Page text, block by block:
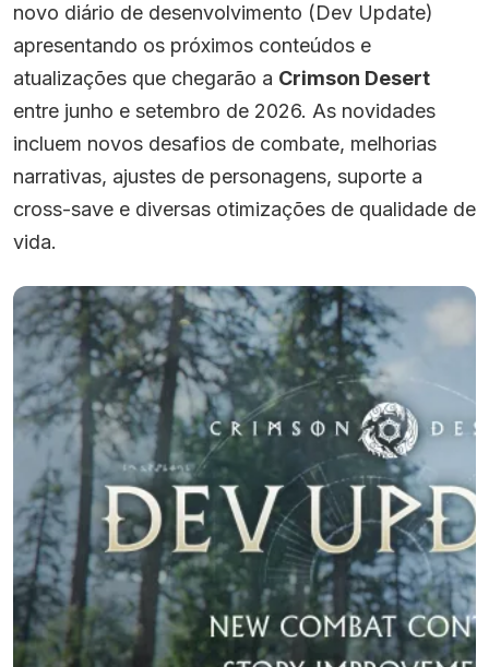
novo diário de desenvolvimento (Dev Update)
apresentando os próximos conteúdos e
atualizações que chegarão a Crimson Desert
entre junho e setembro de 2026. As novidades
incluem novos desafios de combate, melhorias
narrativas, ajustes de personagens, suporte a
cross-save e diversas otimizações de qualidade de
vida.